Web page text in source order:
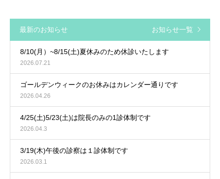
最新のお知らせ お知らせ一覧
8/10(月）~8/15(土)夏休みのため休診いたします
2026.07.21
ゴールデンウィークのお休みはカレンダー通りです
2026.04.26
4/25(土)5/23(土)は院長のみの1診体制です
2026.04.3
3/19(木)午後の診察は１診体制です
2026.03.1